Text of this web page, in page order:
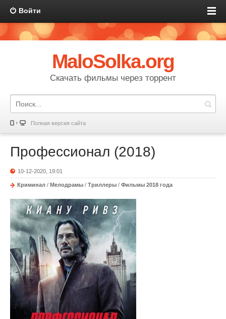
Войти
MaloSolka.org
Скачать фильмы через торрент
Полная версия сайта
Профессионал (2018)
10-12-2020, 19:01
Криминал / Мелодрамы / Триллеры / Фильмы 2018 года